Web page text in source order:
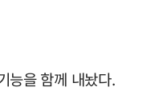
능을 함께 내놨다.